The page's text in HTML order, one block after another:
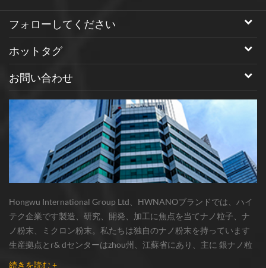
フォローしてください
ホットタグ
お問い合わせ
Hongwu International Group Ltd、HWNANOブランドでは、ハイ
テク企業です製造、研究、開発、加工に焦点を当てナノ粒子、ナ
ノ粉末、ミクロン粉末。私たちは独自のナノ粉末を持っています
生産拠点とr& dセンターはzhou州、江蘇省にあり、主に 銀ナノ粒
子 、 銅ナノ粒子 、 炭化ケイ素ウィスカー/粉末 、 カーボンナノチ
続きを読む +